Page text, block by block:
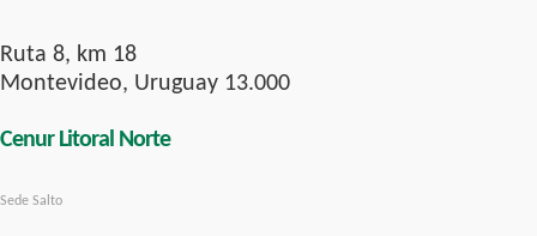
Ruta 8, km 18
Montevideo, Uruguay 13.000
Cenur Litoral Norte
Sede Salto